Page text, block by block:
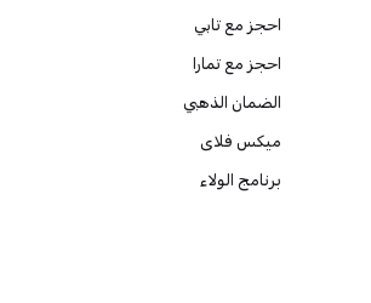
احجز مع تابي
احجز مع تمارا
الضمان الذهبي
ميكس فلاى
برنامج الولاء